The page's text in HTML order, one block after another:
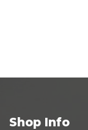
Shop Info